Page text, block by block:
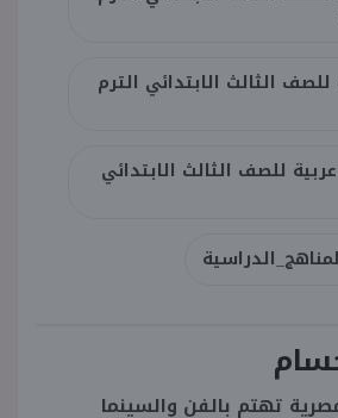
الثالث الابتدائي الترم
للصف الثالث الابتدائي
تهتم بالفن والسينما